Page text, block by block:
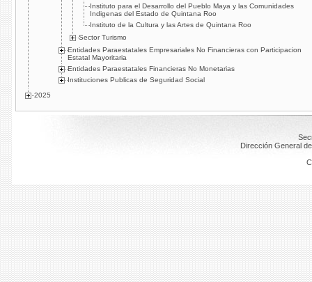
Instituto para el Desarrollo del Pueblo Maya y las Comunidades
Indigenas del Estado de Quintana Roo
Instituto de la Cultura y las Artes de Quintana Roo
Sector Turismo
Entidades Paraestatales Empresariales No Financieras con Participacion
Estatal Mayoritaria
Entidades Paraestatales Financieras No Monetarias
Instituciones Publicas de Seguridad Social
2025
Dirección General